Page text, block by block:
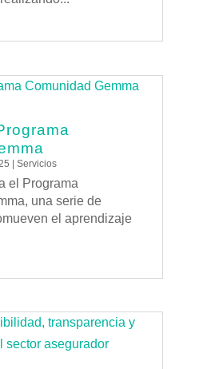
| Servicios
el Programa
una serie de
el aprendizaje